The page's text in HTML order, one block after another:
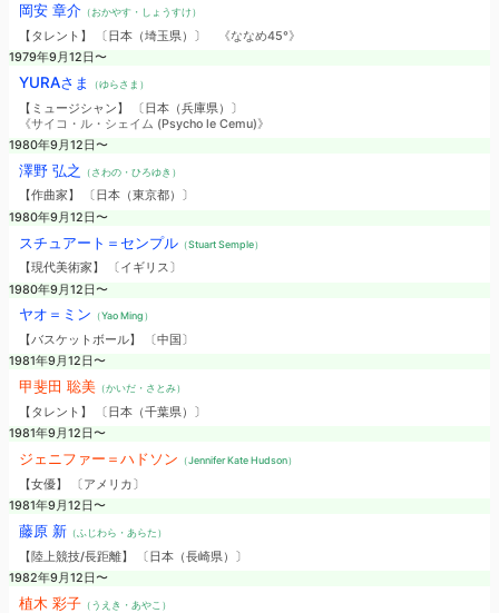
岡安 章介（おかやす・しょうすけ）
【タレント】 〔日本（埼玉県）〕
《ななめ45°》
1979年9月12日〜
YURAさま （ゆらさま）
【ミュージシャン】 〔日本（兵庫県）〕
《サイコ・ル・シェイム (Psycho le Cemu)》
1980年9月12日〜
澤野 弘之 （さわの・ひろゆき）
【作曲家】 〔日本（東京都）〕
1980年9月12日〜
スチュアート＝センプル（Stuart Semple）
【現代美術家】 〔イギリス〕
1980年9月12日〜
ヤオ＝ミン （Yao Ming）
【バスケットボール】 〔中国〕
1981年9月12日〜
甲斐田 聡美（かいだ・さとみ）
【タレント】 〔日本（千葉県）〕
1981年9月12日〜
ジェニファー＝ハドソン （Jennifer Kate Hudson）
【女優】 〔アメリカ〕
1981年9月12日〜
藤原 新（ふじわら・あらた）
【陸上競技/長距離】 〔日本（長崎県）〕
1982年9月12日〜
植木 彩子（うえき・あやこ）